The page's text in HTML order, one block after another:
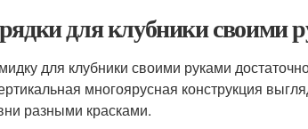
для клубники своими
для клубники своими руками
многоярусная конструкция
разными красками.